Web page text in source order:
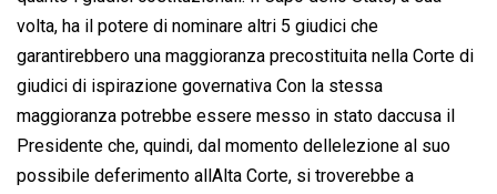
volta, ha il potere di nominare altri 5 giudici che
garantirebbero una maggioranza precostituita nella Corte di
giudici di ispirazione governativa Con la stessa
maggioranza potrebbe essere messo in stato daccusa il
Presidente che, quindi, dal momento dellelezione al suo
possibile deferimento allAlta Corte, si troverebbe a